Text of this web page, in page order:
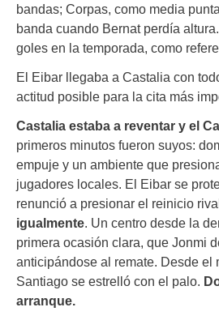
bandas; Corpas, como media
banda cuando Bernat perdía
goles en la temporada, como
El Eibar llegaba a Castalia con
actitud posible para la cita más
Castalia estaba a reventar y el
primeros minutos fueron suyos:
empuje y un ambiente que
jugadores locales. El Eibar se
renunció a presionar el reinicio
igualmente. Un centro desde la
primera ocasión clara, que Jonmi
anticipándose al remate. Desde el
Santiago se estrelló con el palo.
arranque.